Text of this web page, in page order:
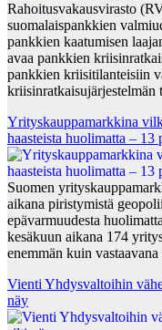
Rahoitusvakausvirasto
suomalaispankkien
pankkien kaatumisen
avaa pankkien
pankkien kriisitilanteisiin
kriisinratkaisujärjestelmän
Yrityskauppamarkkina
haasteista huolimatta – 13
Suomen
aikana piristymistä
epävarmuudesta
kesäkuun aikana 174
enemmän kuin
Vienti Yhdysvaltoihin
näy